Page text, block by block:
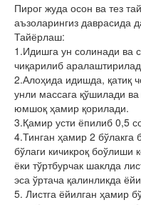
Пирог жуда осон ва тез
аъзоларингиз даврасида
Тайёрлаш:
1.Идишга ун солинади ва
чиқарилиб
2.Алоҳида идишда, қатиқ
унли массага қўшилади
юмшоқ ҳамир қорилади.
3.Қамир усти ёпилиб 0,5
4.Тинган ҳамир 2 бўлакга
бўлаги кичикроқ боўлиши
ёки тўртбурчак шаклда
эса ўртача қалинликда
5. Листга ёйилган ҳамир